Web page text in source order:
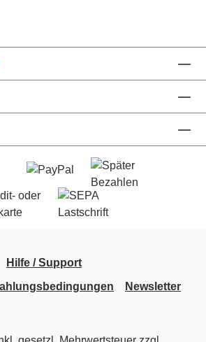
Hilfe / Support
Newsletter